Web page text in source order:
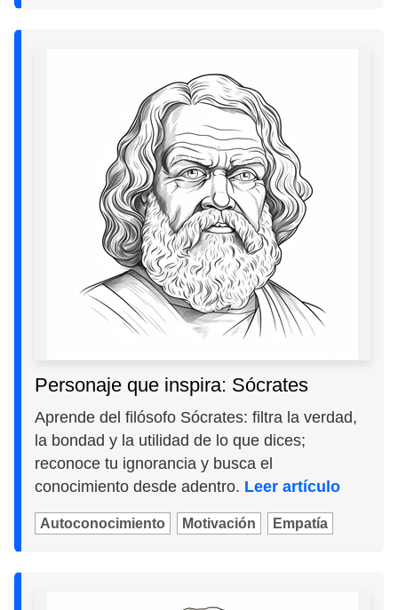
Personaje que inspira: Sócrates
Aprende del filósofo Sócrates: filtra la verdad,
la bondad y la utilidad de lo que dices;
reconoce tu ignorancia y busca el
conocimiento desde adentro. Leer artículo
Autoconocimiento Motivación Empatía